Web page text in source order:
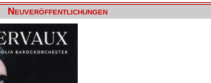
Neuveröffentlichungen